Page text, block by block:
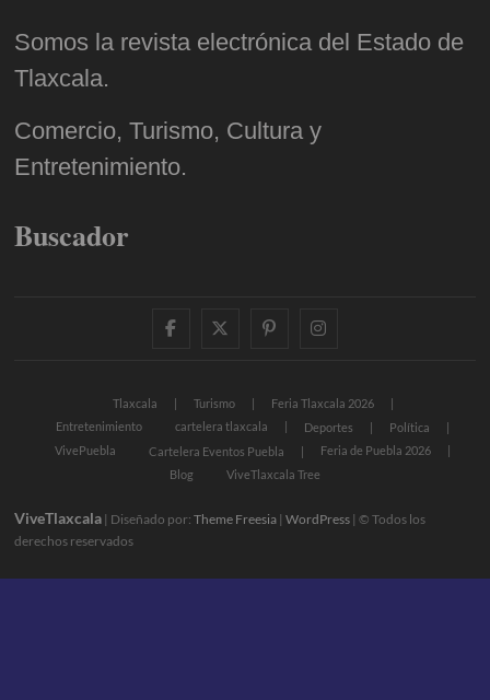
Somos la revista electrónica del Estado de
Tlaxcala.
Comercio, Turismo, Cultura y
Entretenimiento.
Buscador
facebooktwitter
pinterestinstagram
Tlaxcala Turismo
Feria Tlaxcala 2026
Entretenimiento
cartelera tlaxcala Deportes
Política
VivePuebla
Cartelera Eventos Puebla
Feria de Puebla 2026
Blog
ViveTlaxcala Tree
ViveTlaxcala | Diseñado por:Theme Freesia |WordPress | © Todos los
derechos reservados